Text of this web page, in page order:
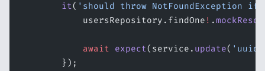
        it
( 'should throw NotFoundException
            usersRepository.findOne
! .
            await
expect(service. update( 'uuid-
        });